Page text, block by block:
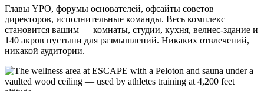
Главы YPO, форумы основателей, офсайты советов
директоров, исполнительные команды. Весь комплекс
становится вашим — комнаты, студии, кухня, велнес-здание и
140 акров пустыни для размышлений. Никаких отвлечений,
никакой аудитории.